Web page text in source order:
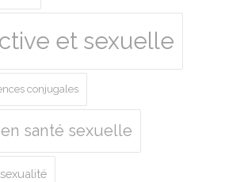
et sexuelle
conjugales
santé sexuelle